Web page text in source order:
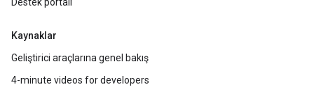
Kaynaklar
Geliştirici araçlarına genel bakış
4-minute videos for developers